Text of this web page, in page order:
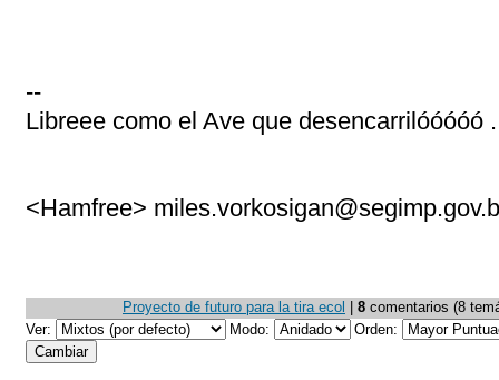
--
Libreee como el Ave que desencarrilóóóóó
<Hamfree>
Proyecto de futuro para la tira ecol 8 comentarios (8
Ver:
Modo: Orden: